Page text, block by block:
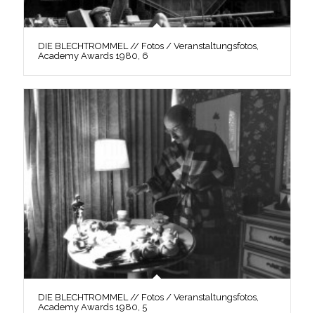
DIE BLECHTROMMEL // Fotos / Veranstaltungsfotos,
Academy Awards 1980, 6
DIE BLECHTROMMEL // Fotos / Veranstaltungsfotos,
Academy Awards 1980, 5